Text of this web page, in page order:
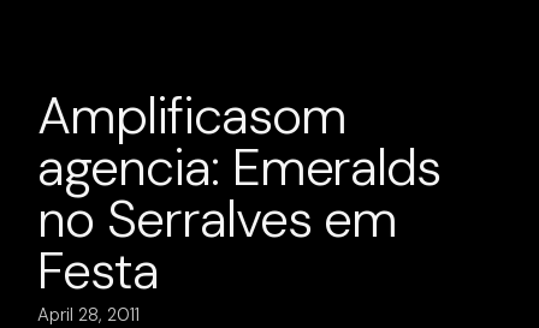
Amplificasom
agencia: Emeralds
no Serralves em
Festa
April 28, 2011